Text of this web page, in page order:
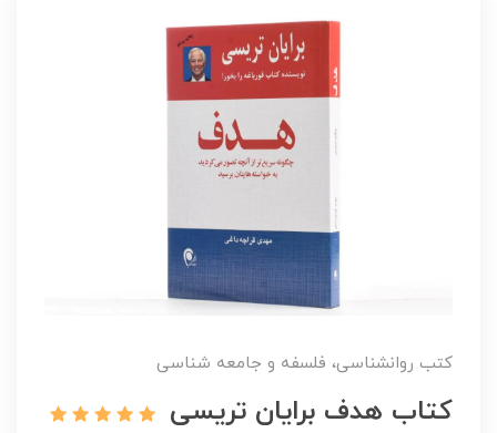
کتب روانشناسی، فلسفه و جامعه شناسی
کتاب هدف برایان تریسی